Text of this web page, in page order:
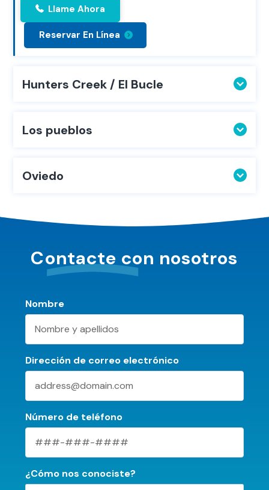
Llame Ahora
Reservar En Línea
Hunters Creek / El Bucle
Los pueblos
Oviedo
Contacte con nosotros
Nombre
Dirección de correo electrónico
Número de teléfono
¿Cómo nos conociste?